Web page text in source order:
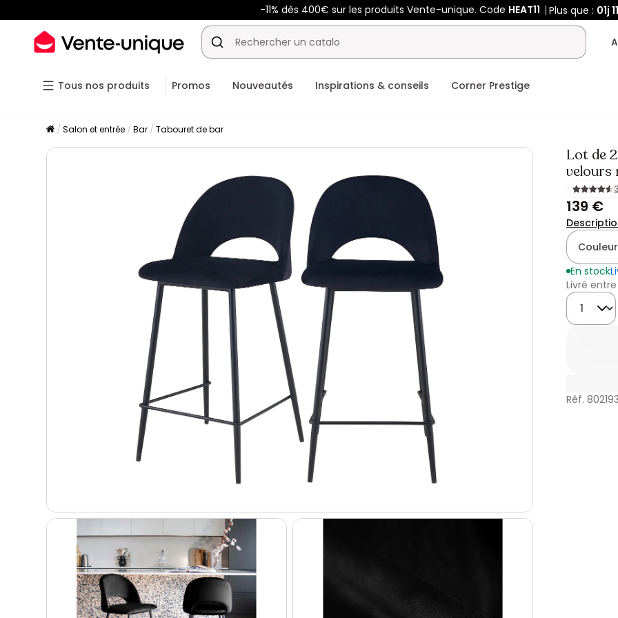
-11% dès 400€ sur les produits Vente-unique. Code HEAT11 Plus que : 01j
Tous nos produits Promos Nouveautés Inspirations & conseils Corner Prestige
Salon et entrée Bar Tabouret de bar
Lot de
velours
139 €
En stock
Livré
Quantité
Réf.